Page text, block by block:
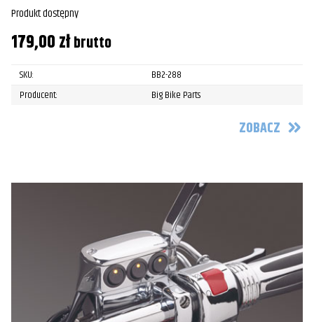
Produkt dostępny
179,00złbrutto
SKU:
BB2-288
Producent:
Big Bike Parts
ZOBACZ